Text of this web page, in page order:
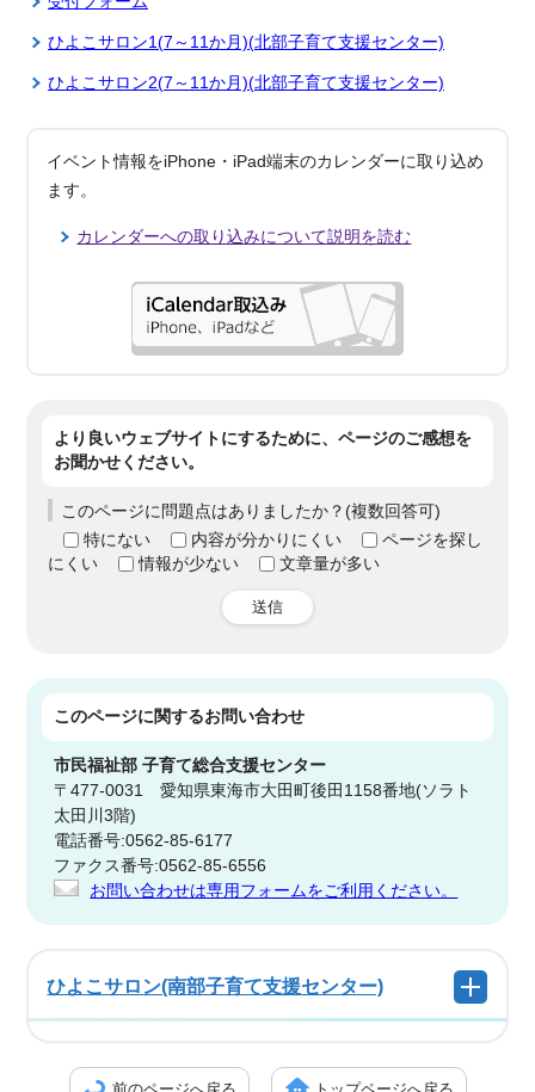
ひよこサロン1(7～11か月)(北部子育て支援センター)
ひよこサロン2(7～11か月)(北部子育て支援センター)
イベント情報をiPhone・iPad端末のカレンダーに取り込め
ます。
カレンダーへの取り込みについて説明を読む
より良いウェブサイトにするために、ページのご感想を
お聞かせください。
このページに問題点はありましたか？(複数回答可)
特にない
内容が分かりにくい
ページを探し
にくい
情報が少ない 文章量が多い
送信
このページに関するお問い合わせ
市民福祉部子育て総合支援センター
〒477-0031 愛知県東海市大田町後田1158番地(ソラト
太田川3階)
電話番号:0562-85-6177
ファクス番号:0562-85-6556
お問い合わせは専用フォームをご利用ください。
ひよこサロン(南部子育て支援センター)